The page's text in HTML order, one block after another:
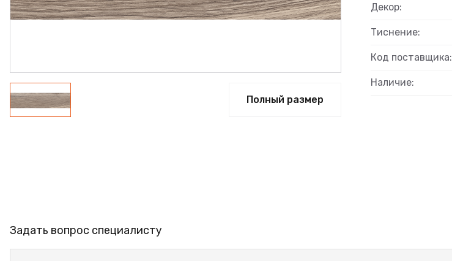
ПРОФИЛЬ АЛЮМИНИЕВЫЙ
Полный размер
Декор:
Тиснение:
Код поставщика:
Наличие:
Задать вопрос специалисту